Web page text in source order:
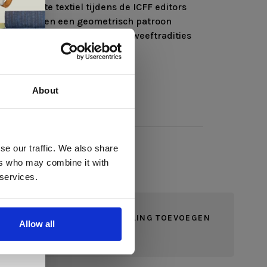
About
our traffic. We also share
who may combine it with
Allow all
het beste textiel tijdens de ICFF editors
een geometrisch patroon
beweging en Noorse weeftradities
kleurgebruik.
JE BEOORDELING TOEVOEGEN